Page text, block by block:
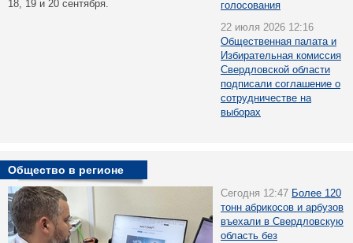
18, 19 и 20 сентября.
голосования
22 июля 2026 12:16
Общественная палата и
Избирательная комиссия
Свердловской области
подписали соглашение о
сотрудничестве на
выборах
Общество в регионе
Сегодня 12:47 Более 120
тонн абрикосов и арбузов
въехали в Свердловскую
область без